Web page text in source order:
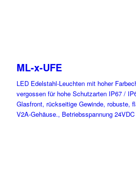
ML-x-UFE
LED Edelstahl-Leuchten mit hoher
vergossen für hohe Schutzarten IP67 /
Glasfront, rückseitige Gewinde, robuste,
V2A-Gehäuse., Betriebsspannung 24VDC